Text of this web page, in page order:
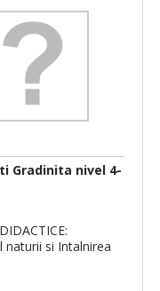
Gradinita nivel 4-
naturii si Intalnirea